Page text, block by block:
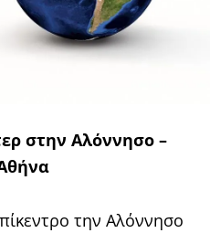
στην Αλόννησο –
την Αλόννησο